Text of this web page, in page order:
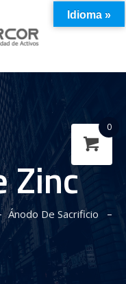
Zinc
Ánodo De Sacrificio –
Idioma »
0